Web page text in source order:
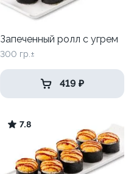
Запеченный ролл с угрем
300 гр.±
419 ₽
7.8